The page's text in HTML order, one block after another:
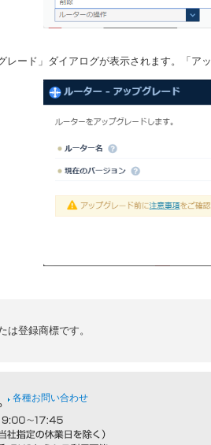
レード」ダイアログが表示されます。「ア
登録商標です。
各種お問い合わせ